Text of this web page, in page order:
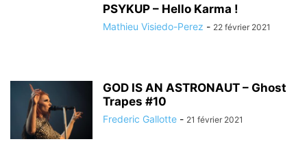
PSYKUP – Hello Karma !
Mathieu Visiedo-Perez - 22 février 2021
GOD IS AN ASTRONAUT – Ghost
Trapes #10
Frederic Gallotte - 21 février 2021